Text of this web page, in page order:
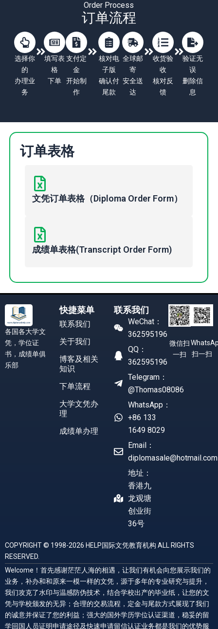
Order Process
订单流程
选择你
的
办理业
务
填写表
格
下单
支付定
金
开始制
作
核对电
子版
确认付
尾款
全球邮
寄
安全送
达
收货验
收
核对反
馈
验证无
误
删除信
息
订单表格
文凭订单表格（Diploma Order Form）
成绩单表格(Transcript Order Form)
各国各大学文
凭，学位证
书，成绩单俱
乐部
快捷菜单
联系我们
关于我们
博客及相关
知识
下单流程
大学文凭办
理
成绩单办理
联系我们
WeChat：
362595196
QQ：
362595196
Telegram：
@Thomas08086
WhatsApp：
+86 133
1649 8029
Email：
diplomasale@hotmail.com
地址：
香港九
龙观塘
创业街
36号
微信扫
一扫
扫一扫
COPYRIGHT © 1998-2026 HELP国际文凭教育机构 ALL RIGHTS
RESERVED.
Welcome！首先感谢茫茫人海的相遇，让我们有机会向您展示我们的
业务，补办和和原来一模一样的文凭，源于多年的专业研究与提升，
我们攻克了水印与温感防伪技术，结合学校出产的毕业纸，让您的文
凭与学校颁发的无异；合理的交易流程，定金与尾款方式展现了我们
的诚意并保证了您的利益；强大的国外学历学位认证渠道，稳妥的留
学回国人员证明申请途径及快速申请留信认证业务都是我们的优势服